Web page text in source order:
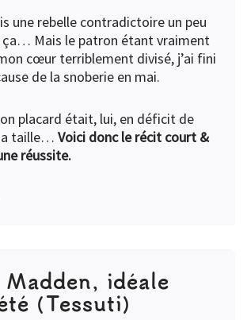
une rebelle contradictoire un peu
ça… Mais le patron étant vraiment
cœur terriblement divisé, j’ai fini
de la snoberie en mai.
placard était, lui, en déficit de
taille… Voici donc le récit court &
réussite.
Madden, idéale
(Tessuti)